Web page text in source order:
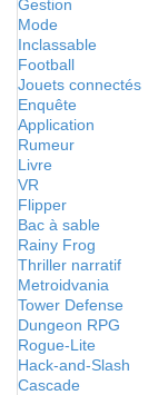
Gestion
Mode
Inclassable
Football
Jouets connectés
Enquête
Application
Rumeur
Livre
VR
Flipper
Bac à sable
Rainy Frog
Thriller narratif
Metroidvania
Tower Defense
Dungeon RPG
Rogue-Lite
Hack-and-Slash
Cascade